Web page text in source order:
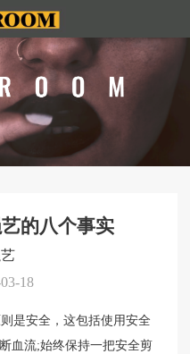
的八个事实
18
是安全，这包括使用安全
血流;始终保持一把安全剪